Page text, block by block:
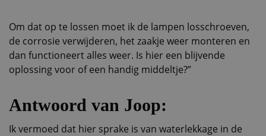
Om dat op te lossen moet ik de lampen losschroeven,
de corrosie verwijderen, het zaakje weer monteren en
dan functioneert alles weer. Is hier een blijvende
oplossing voor of een handig middeltje?”
Antwoord van Joop:
Ik vermoed dat hier sprake is van waterlekkage in de